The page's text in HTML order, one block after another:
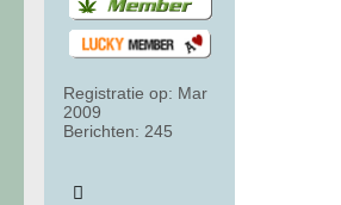
Registratie op: Mar
2009
Berichten: 245